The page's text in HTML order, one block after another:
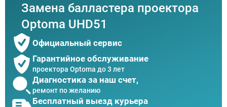
Замена балластера проектора
Optoma UHD51
Официальный сервис
Гарантийное обслуживание
проектора Optoma до 3 лет
Диагностика за наш счет,
ремонт по желанию
Бесплатный выезд курьера